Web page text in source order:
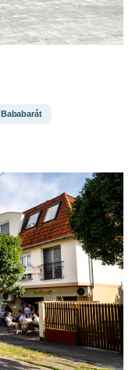
Bababarát